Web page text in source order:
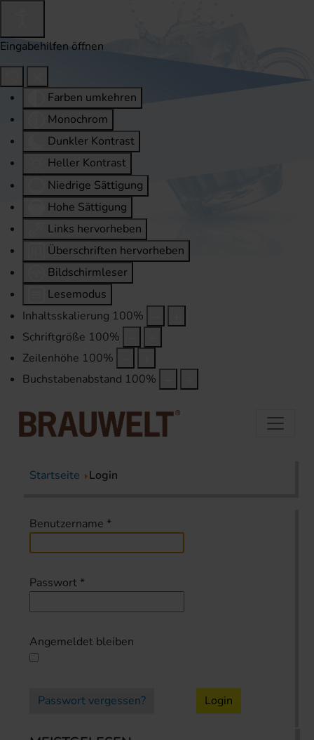
Eingabehilfen öffnen
Farben umkehren
Monochrom
Dunkler Kontrast
Heller Kontrast
Niedrige Sättigung
Hohe Sättigung
Links hervorheben
Überschriften hervorheben
Bildschirmleser
Lesemodus
Inhaltsskalierung 100%
Schriftgröße 100%
Zeilenhöhe 100%
Buchstabenabstand 100%
Startseite Login
Benutzername *
Passwort *
Angemeldet bleiben
Passwort vergessen? Login